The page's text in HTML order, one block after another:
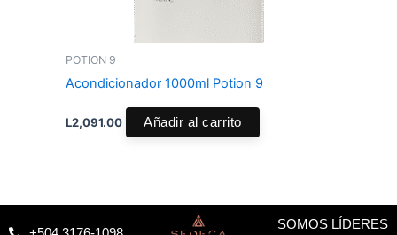
POTION 9
Acondicionador 1000ml Potion 9
L2,091.00 Añadir al carrito
SOMOS LÍDERES